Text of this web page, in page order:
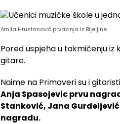
Amila Hrustanović prvakinja iz Bijeljine
Pored uspjeha u takmičenju iz
gitare.
Naime na Primaveri su i
Anja Spasojevic prvu
Stanković, Jana
nagradu.